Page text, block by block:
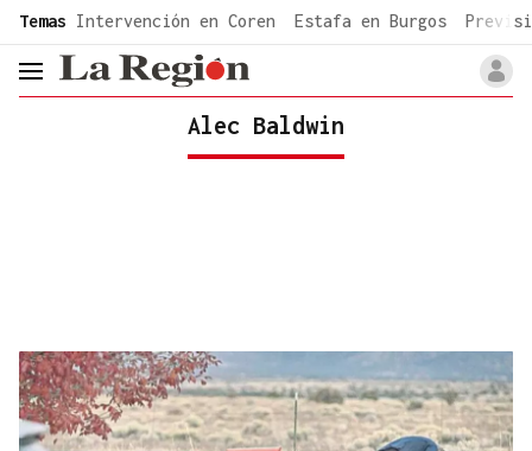
common.go-to-content
Temas Intervención en Coren Estafa en Burgos
header.menu.open
Alec Baldwin